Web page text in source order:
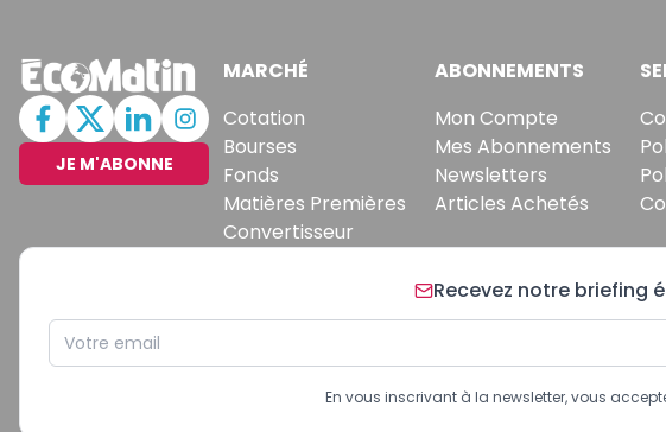
JE M'ABONNE
MARCHÉ
Cotation
Bourses
Fonds
Matières Premières
Convertisseur
ABONNEMENTS
Mon Compte
Mes Abonnements
Newsletters
Articles Achetés
Recevez notre briefing
En vous inscrivant à la newsletter, vous